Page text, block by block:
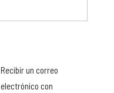
Recibir un correo
electrónico con